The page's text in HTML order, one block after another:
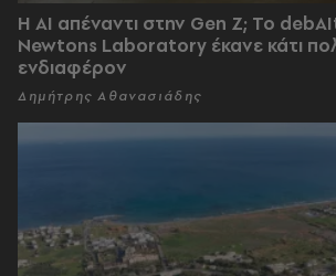
Η AI απέναντι στην Gen Z; Το
Newtons Laboratory έκανε κάτι
ενδιαφέρον
Δημήτρης Αθανασιάδης